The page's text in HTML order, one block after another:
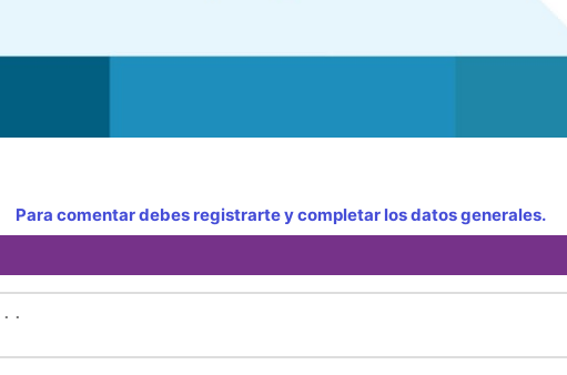
Para comentar debes registrarte y completar los datos generales.